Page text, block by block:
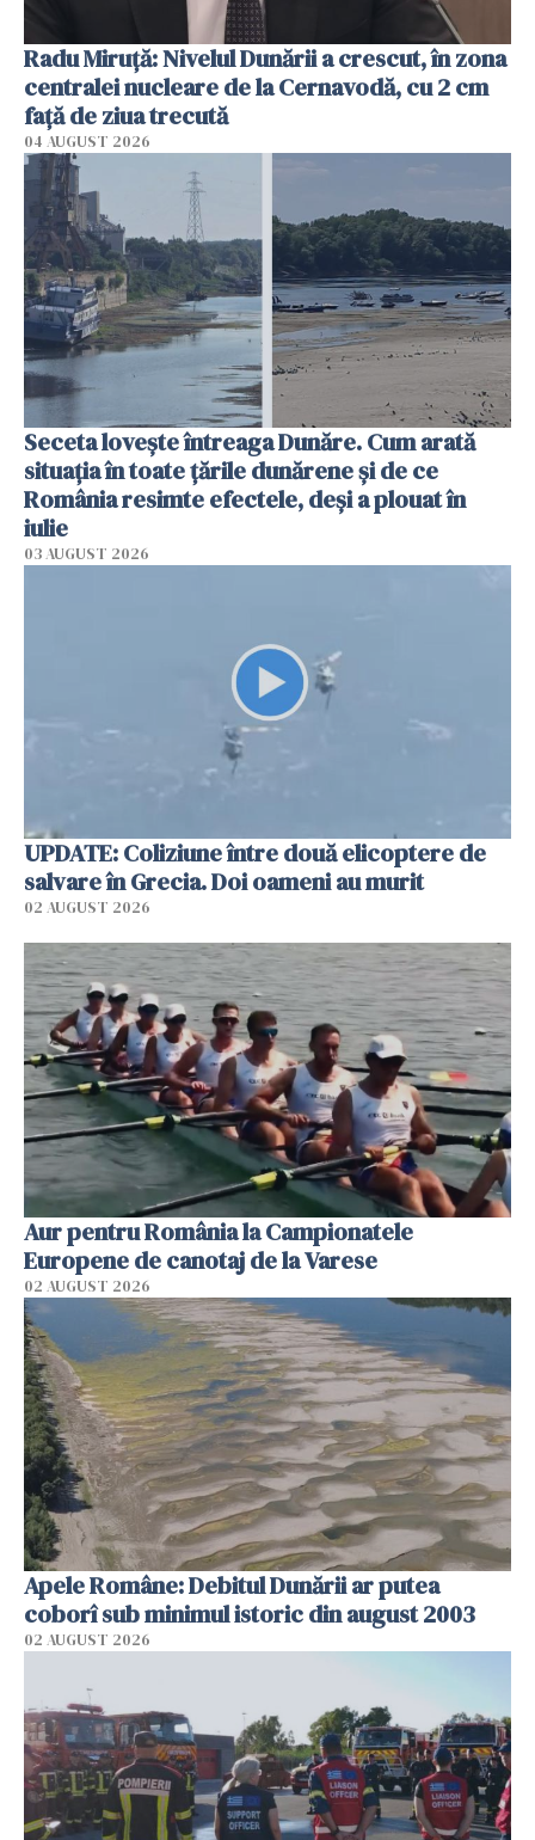
Radu Miruţă: Nivelul Dunării a crescut, în zona
centralei nucleare de la Cernavodă, cu 2 cm
faţă de ziua trecută
04 AUGUST 2026
Seceta lovește întreaga Dunăre. Cum arată
situația în toate țările dunărene și de ce
România resimte efectele, deși a plouat în
iulie
03 AUGUST 2026
UPDATE: Coliziune între două elicoptere de
salvare în Grecia. Doi oameni au murit
02 AUGUST 2026
Aur pentru România la Campionatele
Europene de canotaj de la Varese
02 AUGUST 2026
Apele Române: Debitul Dunării ar putea
coborî sub minimul istoric din august 2003
02 AUGUST 2026